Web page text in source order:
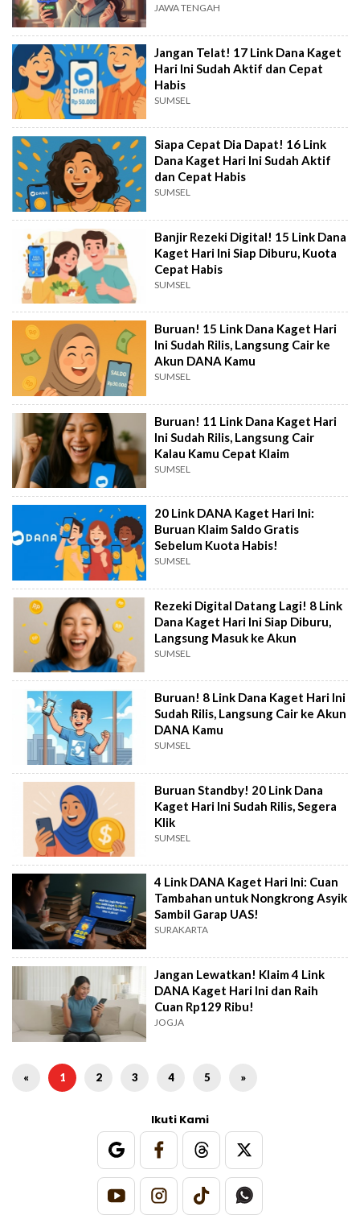
Kehabisan!
JAWA TENGAH
Jangan Telat! 17 Link Dana Kaget
Hari Ini Sudah Aktif dan Cepat
Habis
SUMSEL
Siapa Cepat Dia Dapat! 16 Link
Dana Kaget Hari Ini Sudah Aktif
dan Cepat Habis
SUMSEL
Banjir Rezeki Digital! 15 Link Dana
Kaget Hari Ini Siap Diburu, Kuota
Cepat Habis
SUMSEL
Buruan! 15 Link Dana Kaget Hari
Ini Sudah Rilis, Langsung Cair ke
Akun DANA Kamu
SUMSEL
Buruan! 11 Link Dana Kaget Hari
Ini Sudah Rilis, Langsung Cair
Kalau Kamu Cepat Klaim
SUMSEL
20 Link DANA Kaget Hari Ini:
Buruan Klaim Saldo Gratis
Sebelum Kuota Habis!
SUMSEL
Rezeki Digital Datang Lagi! 8 Link
Dana Kaget Hari Ini Siap Diburu,
Langsung Masuk ke Akun
SUMSEL
Buruan! 8 Link Dana Kaget Hari Ini
Sudah Rilis, Langsung Cair ke Akun
DANA Kamu
SUMSEL
Buruan Standby! 20 Link Dana
Kaget Hari Ini Sudah Rilis, Segera
Klik
SUMSEL
4 Link DANA Kaget Hari Ini: Cuan
Tambahan untuk Nongkrong Asyik
Sambil Garap UAS!
SURAKARTA
Jangan Lewatkan! Klaim 4 Link
DANA Kaget Hari Ini dan Raih
Cuan Rp129 Ribu!
JOGJA
« 1 2 3 4 5 »
Ikuti Kami